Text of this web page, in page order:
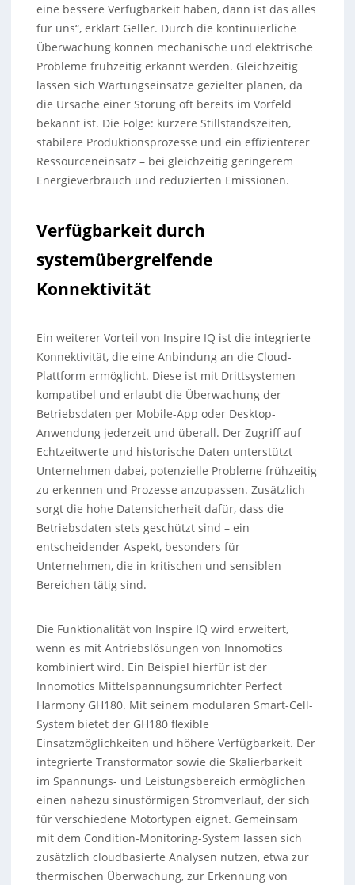
eine bessere Verfügbarkeit haben, dann ist das alles
für uns“, erklärt Geller. Durch die kontinuierliche
Überwachung können mechanische und elektrische
Probleme frühzeitig erkannt werden. Gleichzeitig
lassen sich Wartungseinsätze gezielter planen, da
die Ursache einer Störung oft bereits im Vorfeld
bekannt ist. Die Folge: kürzere Stillstandszeiten,
stabilere Produktionsprozesse und ein effizienterer
Ressourceneinsatz – bei gleichzeitig geringerem
Energieverbrauch und reduzierten Emissionen.
Verfügbarkeit durch
systemübergreifende
Konnektivität
Ein weiterer Vorteil von Inspire IQ ist die integrierte
Konnektivität, die eine Anbindung an die Cloud-
Plattform ermöglicht. Diese ist mit Drittsystemen
kompatibel und erlaubt die Überwachung der
Betriebsdaten per Mobile-App oder Desktop-
Anwendung jederzeit und überall. Der Zugriff auf
Echtzeitwerte und historische Daten unterstützt
Unternehmen dabei, potenzielle Probleme frühzeitig
zu erkennen und Prozesse anzupassen. Zusätzlich
sorgt die hohe Datensicherheit dafür, dass die
Betriebsdaten stets geschützt sind – ein
entscheidender Aspekt, besonders für
Unternehmen, die in kritischen und sensiblen
Bereichen tätig sind.
Die Funktionalität von Inspire IQ wird erweitert,
wenn es mit Antriebslösungen von Innomotics
kombiniert wird. Ein Beispiel hierfür ist der
Innomotics Mittelspannungsumrichter Perfect
Harmony GH180. Mit seinem modularen Smart-Cell-
System bietet der GH180 flexible
Einsatzmöglichkeiten und höhere Verfügbarkeit. Der
integrierte Transformator sowie die Skalierbarkeit
im Spannungs- und Leistungsbereich ermöglichen
einen nahezu sinusförmigen Stromverlauf, der sich
für verschiedene Motortypen eignet. Gemeinsam
mit dem Condition-Monitoring-System lassen sich
zusätzlich cloudbasierte Analysen nutzen, etwa zur
thermischen Überwachung, zur Erkennung von